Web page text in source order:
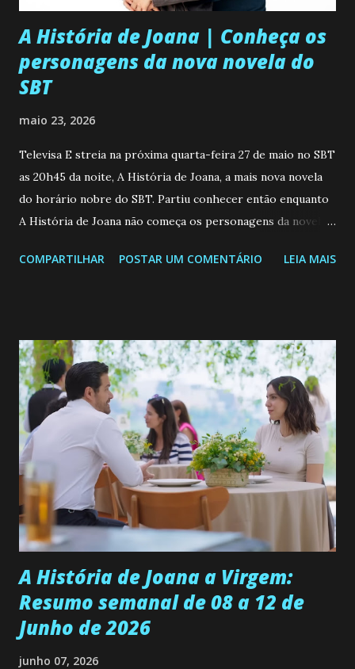
A História de Joana | Conheça os
personagens da nova novela do
SBT
maio 23, 2026
Televisa E streia na próxima quarta-feira 27 de maio no SBT
as 20h45 da noite, A História de Joana, a mais nova novela
do horário nobre do SBT. Partiu conhecer então enquanto
A História de Joana não começa os personagens da novela?
de 25/05/26 a 31/05/26 JOANA GUADALUPE (Camila
permanecer virgem até encontrar o homem que realmente
ama, o que não é fácil, já que dedica todas as suas energias a
se aprimorar, trabalhando, estudando e se orgulhando de
ser a primeira mulher da família a ingressar na
universidade. Ela tem uma personalidade muito alegre, é
muito madura para a idade, determinada, criativa e
empática. Detesta injustiças e é uma ótima amiga. Pode ser
teimosa e muito persistente quando decide fazer algo.
Durante um exame ginecológico, ela é inseminada por eng...
COMPARTILHAR POSTAR UM COMENTÁRIO LEIA MAIS
A História de Joana a Virgem:
Resumo semanal de 08 a 12 de
Junho de 2026
junho 07, 2026